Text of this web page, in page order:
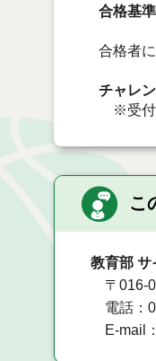
合格基準
合格者
チャレ
※受付
こ
教育部 サ
〒016-
電話：
E-mail